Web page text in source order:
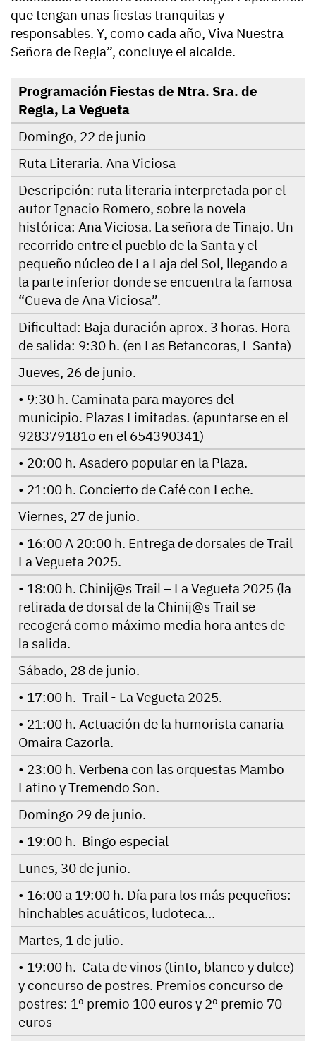
que tengan unas fiestas tranquilas y
responsables. Y, como cada año, Viva Nuestra
Señora de Regla”, concluye el alcalde.
Programación Fiestas de Ntra. Sra. de
Regla, La Vegueta
Domingo, 22 de junio
Ruta Literaria. Ana Viciosa
Descripción: ruta literaria interpretada por el
autor Ignacio Romero, sobre la novela
histórica: Ana Viciosa. La señora de Tinajo. Un
recorrido entre el pueblo de la Santa y el
pequeño núcleo de La Laja del Sol, llegando a
la parte inferior donde se encuentra la famosa
“Cueva de Ana Viciosa”.
Dificultad: Baja duración aprox. 3 horas. Hora
de salida: 9:30 h. (en Las Betancoras, L Santa)
Jueves, 26 de junio.
• 9:30 h. Caminata para mayores del
municipio. Plazas Limitadas. (apuntarse en el
928379181o en el 654390341)
• 20:00 h. Asadero popular en la Plaza.
• 21:00 h. Concierto de Café con Leche.
Viernes, 27 de junio.
• 16:00 A 20:00 h. Entrega de dorsales de Trail
La Vegueta 2025.
• 18:00 h. Chinij@s Trail – La Vegueta 2025 (la
retirada de dorsal de la Chinij@s Trail se
recogerá como máximo media hora antes de
la salida.
Sábado, 28 de junio.
• 17:00 h. Trail - La Vegueta 2025.
• 21:00 h. Actuación de la humorista canaria
Omaira Cazorla.
• 23:00 h. Verbena con las orquestas Mambo
Latino y Tremendo Son.
Domingo 29 de junio.
• 19:00 h. Bingo especial
Lunes, 30 de junio.
• 16:00 a 19:00 h. Día para los más pequeños:
hinchables acuáticos, ludoteca…
Martes, 1 de julio.
• 19:00 h. Cata de vinos (tinto, blanco y dulce)
y concurso de postres. Premios concurso de
postres: 1º premio 100 euros y 2º premio 70
euros